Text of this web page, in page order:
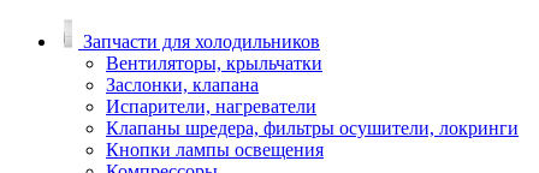
Запчасти для холодильников
Вентиляторы, крыльчатки
Заслонки, клапана
Испарители, нагреватели
Клапаны шредера, фильтры осушители, локринги
Кнопки лампы освещения